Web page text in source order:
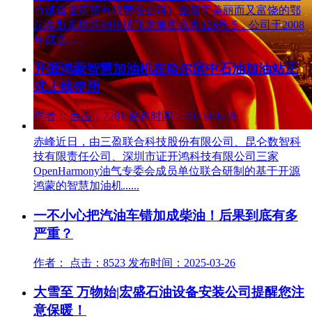
市诚益通商贸有限责任公司）坐落于美丽而又富饶的鄂
尔多斯东胜区桐川镇飞龙集团底商126号-5，公司于2008
年成立......
开源鸿蒙智慧加油机在哈尔滨中石油加油站正
式上线使用
作者： 点击：7281 发布时间：2025-04-28
赤峰近日，由三盈联合科技股份有限公司、昆仑数智科
技有限责任公司、深圳市证开鸿科技有限公司三家
OpenHarmony油气专委会成员单位联合研制的基于开源
鸿蒙的智慧加油机......
一不小心把汽油车错加成柴油！后果到底有多
严重？
作者： 点击：8523 发布时间：2025-03-26
大雪至 万物始|宏盛石油设备安装公司提醒您注
意保暖！